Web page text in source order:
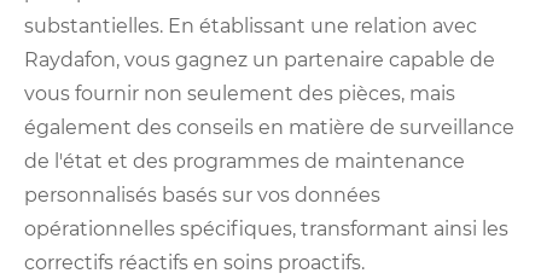
substantielles. En établissant une relation avec
Raydafon, vous gagnez un partenaire capable de
vous fournir non seulement des pièces, mais
également des conseils en matière de surveillance
de l'état et des programmes de maintenance
personnalisés basés sur vos données
opérationnelles spécifiques, transformant ainsi les
correctifs réactifs en soins proactifs.